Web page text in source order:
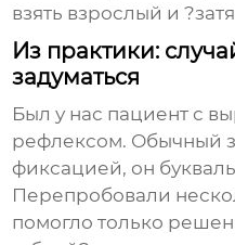
взять взрослый и
Из практики:
задуматься
Был у нас пациент с
рефлексом. Обычный
фиксацией, он
Перепробовали
помогло только